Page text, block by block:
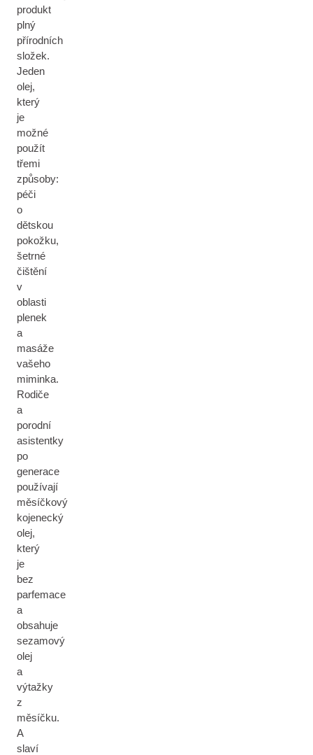
produkt
plný
přírodních
složek.
Jeden
olej,
který
je
možné
použít
třemi
způsoby:
péči
o
dětskou
pokožku,
šetrné
čištění
v
oblasti
plenek
a
masáže
vašeho
miminka.
Rodiče
a
porodní
asistentky
po
generace
používají
měsíčkový
kojenecký
olej,
který
je
bez
parfemace
a
obsahuje
sezamový
olej
a
výtažky
z
měsíčku.
A
slaví